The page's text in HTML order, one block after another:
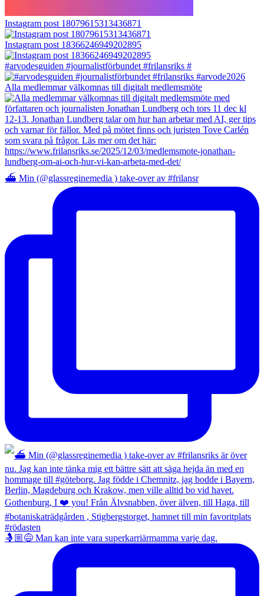
Instagram post 18079615313436871
Instagram post 18366246949202895
#arvodesguiden #journalistförbundet #frilansriks #
Alla medlemmar välkomnas till digitalt medlemsmöte
⛴️ Min (@glassreginemedia ) take-over av #frilansr
🤱🏼😅 Man kan inte vara superkarriärmamma varje dag.